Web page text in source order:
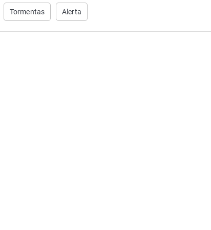
Tormentas Alerta